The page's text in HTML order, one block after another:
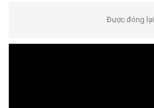
Được đóng lại.